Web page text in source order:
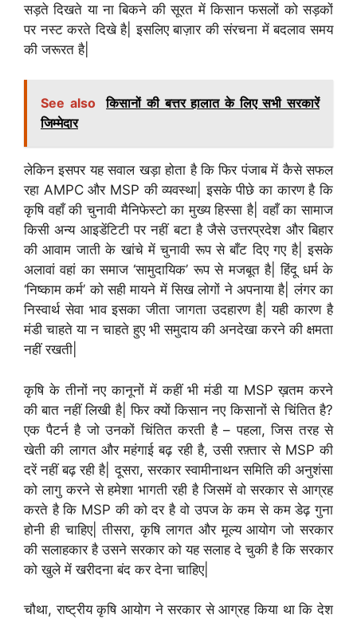
सड़ते दिखते या ना बिकने की सूरत में किसान फसलों को सड़कों
पर नस्ट करते दिखे है| इसलिए बाज़ार की संरचना में बदलाव समय
की जरूरत है|
See also
किसानों की बत्तर हालात के लिए सभी सरकारें
जिम्मेदार
लेकिन इसपर यह सवाल खड़ा होता है कि फिर पंजाब में कैसे सफल
रहा AMPC और MSP की व्यवस्था| इसके पीछे का कारण है कि
कृषि वहाँ की चुनावी मैनिफेस्टो का मुख्य हिस्सा है| वहाँ का सामाज
किसी अन्य आइडेंटिटी पर नहीं बटा है जैसे उत्तरप्रदेश और बिहार
की आवाम जाती के खांचे में चुनावी रूप से बाँट दिए गए है| इसके
अलावां वहां का समाज ‘सामुदायिक’ रूप से मजबूत है| हिंदू धर्म के
‘निष्काम कर्म’ को सही मायने में सिख लोगों ने अपनाया है| लंगर का
निस्वार्थ सेवा भाव इसका जीता जागता उदहारण है| यही कारण है
मंडी चाहते या न चाहते हुए भी समुदाय की अनदेखा करने की क्षमता
नहीं रखती|
कृषि के तीनों नए कानूनों में कहीं भी मंडी या MSP ख़तम करने
की बात नहीं लिखी है| फिर क्यों किसान नए किसानों से चिंतित है?
एक पैटर्न है जो उनकों चिंतित करती है – पहला, जिस तरह से
खेती की लागत और महंगाई बढ़ रही है, उसी रफ़्तार से MSP की
दरें नहीं बढ़ रही है| दूसरा, सरकार स्वामीनाथन समिति की अनुशंसा
को लागु करने से हमेशा भागती रही है जिसमें वो सरकार से आग्रह
करते है कि MSP की को दर है वो उपज के कम से कम डेढ़ गुना
होनी ही चाहिए| तीसरा, कृषि लागत और मूल्य आयोग जो सरकार
की सलाहकार है उसने सरकार को यह सलाह दे चुकी है कि सरकार
को खुले में खरीदना बंद कर देना चाहिए|
चौथा, राष्ट्रीय कृषि आयोग ने सरकार से आग्रह किया था कि देश